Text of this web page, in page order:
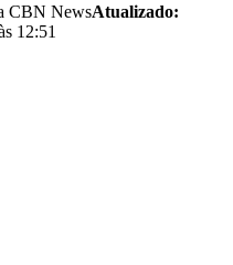
CBN NewsAtualizado:
12:51